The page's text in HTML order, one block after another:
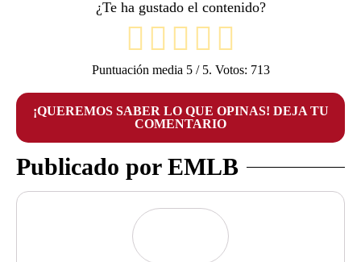
¿Te ha gustado el contenido?
Puntuación media 5/ 5. Votos: 713
¡QUEREMOS SABER LO QUE OPINAS! DEJA TU
COMENTARIO
Publicado por EMLB